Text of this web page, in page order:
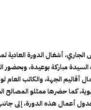
يوم الاثنين 3 مارس الجاري، أشغال الدورة
برئاسة السيدة مباركة بوعيدة،
أقاليم الجهة، والكاتب العام
كما حضرها ممثلو المصالح
أعمال هذه الدورة، إلى